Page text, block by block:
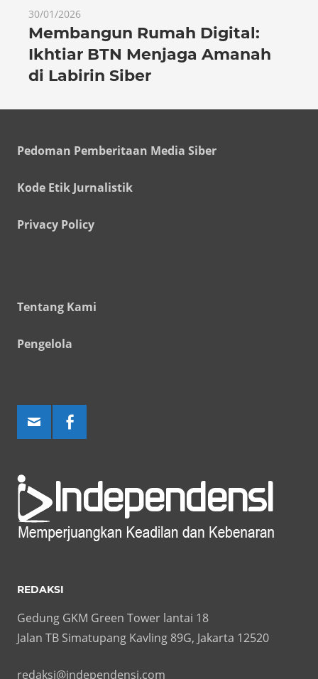
30/01/2026
Membangun Rumah Digital:
Ikhtiar BTN Menjaga Amanah
di Labirin Siber
Pedoman Pemberitaan Media Siber
Kode Etik Jurnalistik
Privacy Policy
Tentang Kami
Pengelola
REDAKSI
Gedung GKM Green Tower lantai 18
Jalan TB Simatupang Kavling 89G, Jakarta 12520
redaksi@independensi.com